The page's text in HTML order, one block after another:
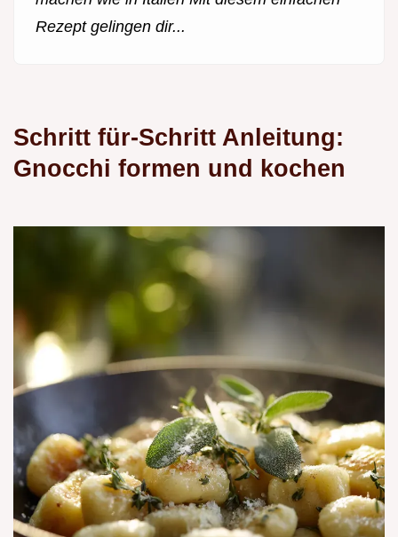
Rezept gelingen dir...
Schritt für-Schritt Anleitung:
Gnocchi formen und kochen